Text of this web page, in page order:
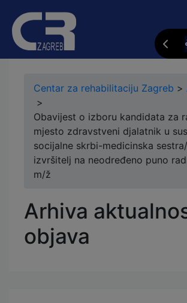
Centar za rehabilitaciju Zagreb >
>
Obavijest o izboru kandidata za
mjesto zdravstveni djalatnik u
socijalne skrbi-medicinska
izvršitelj na neodređeno puno
m/ž
Arhiva
objava